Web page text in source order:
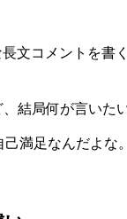
文コメントを書
結局何が言いた
満足なんだよな